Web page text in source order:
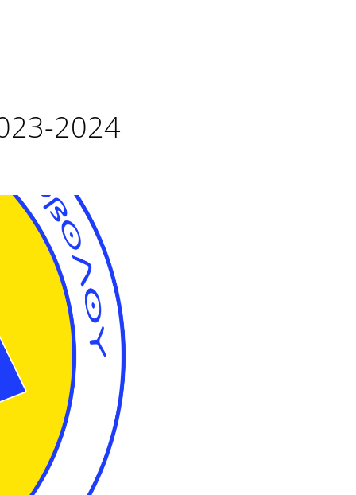
2024